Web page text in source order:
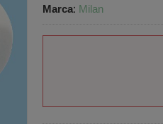
Marca: Milan